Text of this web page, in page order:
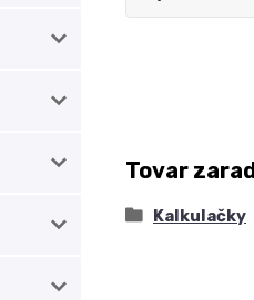
Tovar
Kalkulačky